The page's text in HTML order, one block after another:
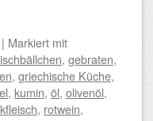
| Markiert mit
, gebraten,
, griechische Küche,
, kumin, öl, olivenöl,
, rotwein,